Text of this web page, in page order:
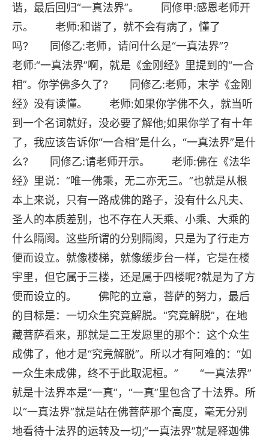
谐，最后回归“一真法界”。 同修甲:感恩老师开
示。 老师:和谐了，就不会有病了，懂了
吗? 同修乙:老师，请问什么是“一真法界”?
老师:“一真法界”啊，就是《金刚经》里提到的“一合
相”。你学佛多久了? 同修乙:老师，末学《金刚
经》没有读懂。 老师:如果你学佛不久，就当听
到一个名词就好，没必要了解他;如果你学了有十年
了，我应该告诉你“一合相”是什么，“一真法界”是什
么? 同修乙:请老师开示。 老师:佛在《法华
经》里说：“唯一佛乘，无二亦无三。”也就是从根
本上来说，只有一路成佛的路子，没有什么凡夫、
圣人的本质差别，也不存在人天乘、小乘、大乘的
什么隔阂。这些所谓的分别隔阂，只是为了行走方
便而设立。就像楼梯，就像缓步台一样，它是在楼
宇里，但它属于三楼，还是属于四楼呢?就是为了方
便而设立的。 佛陀的立意，菩萨的努力，最后
的目标是：一切众生究竟解脱。“究竟解脱”，在地
藏菩萨看来，那就是二王发愿里的那个：这个众生
成佛了，他才是“究竟解脱”。所以才有阿难的：“如
一众生未成佛，终不于此取泥桓。” “一真法界”
就是十法界本是“一真”，“一真”里包含了十法界。所
以“一真法界”就是站在佛菩萨那个高度，毫无分别
地看待十法界的运转及一切;“一真法界”就是释迦佛